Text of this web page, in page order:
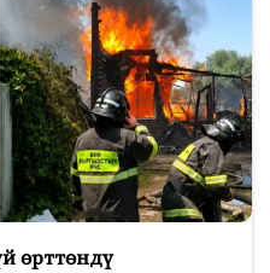
өрттөндү